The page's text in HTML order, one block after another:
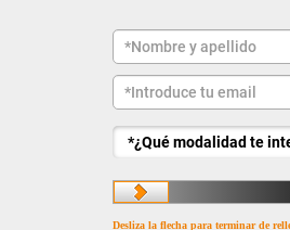
Desliza la flecha para terminar de